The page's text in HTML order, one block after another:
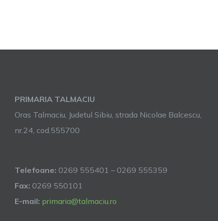
PRIMARIA TALMACIU
Oras Talmaciu, Judetul Sibiu, strada Nicolae Balcescu,
nr.24, cod.555700
Telefoane: 0269 555401 – 0269 555359
Fax: 0269 550101
E-mail: primaria@talmaciu.ro